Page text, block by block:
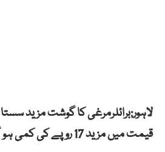
لاہور:برائلرمرغی کا گوشت مزید
قیمت میں مزید 17 روپے کی کمی ہو گئی۔